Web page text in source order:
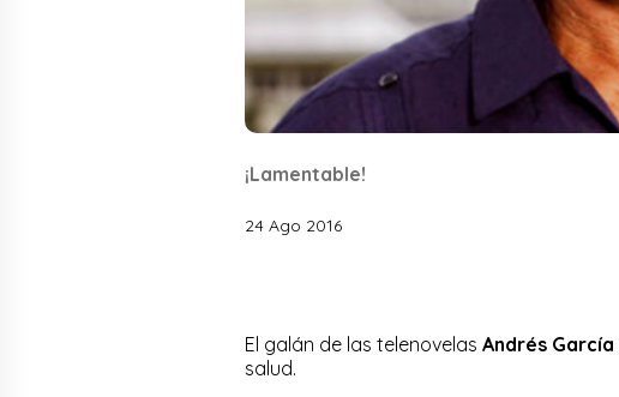
¡Lamentable!
24 Ago 2016
El galán de las telenovelas Andrés García
salud.